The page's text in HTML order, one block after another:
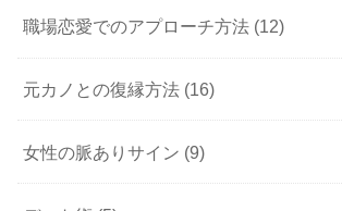
職場恋愛でのアプローチ方法 (12)
元カノとの復縁方法 (16)
女性の脈ありサイン (9)